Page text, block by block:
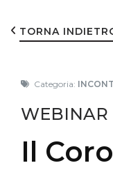
TORNA
Categoria:
WEBINAR
Il